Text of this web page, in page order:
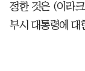
정한 것은 (이라
부시 대통령에 대